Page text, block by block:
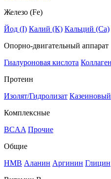
Железо (Fe)
Йод (I) Калий (К) Кальций (Са)
Опорно-двигательный аппарат
Гиалуроновая кислота Коллаген
Протеин
Изолят/Гидролизат Казеиновый
Комплексные
BCAA Прочие
Общие
HMB Аланин Аргинин Глицин